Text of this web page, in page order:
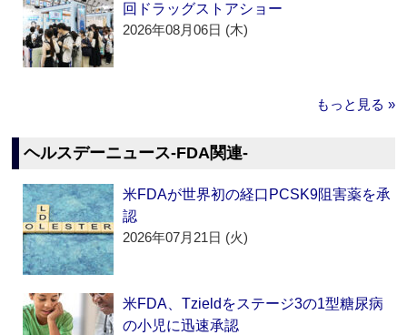
回ドラッグストアショー
2026年08月06日 (木)
もっと見る »
ヘルスデーニュース‐FDA関連‐
米FDAが世界初の経口PCSK9阻害薬を承
認
2026年07月21日 (火)
米FDA、Tzieldをステージ3の1型糖尿病
の小児に迅速承認